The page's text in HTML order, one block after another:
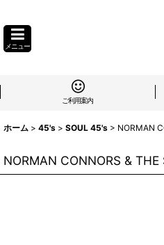
メニュー
ご利用案内
ホーム > 45's > SOUL 45's > NORMAN
NORMAN CONNORS &